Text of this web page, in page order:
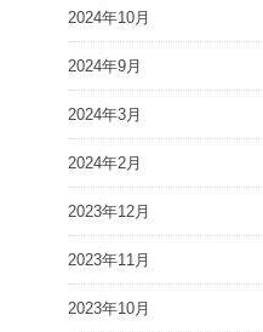
2024年10月
2024年9月
2024年3月
2024年2月
2023年12月
2023年11月
2023年10月